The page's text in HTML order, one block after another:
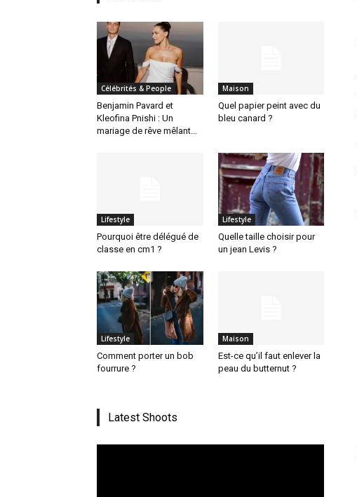
Célébrités & People
Benjamin Pavard et
Kleofina Pnishi : Un
mariage de rêve mêlant...
Maison
Quel papier peint avec du
bleu canard ?
Lifestyle
Pourquoi être délégué de
classe en cm1 ?
Lifestyle
Quelle taille choisir pour
un jean Levis ?
Lifestyle
Comment porter un bob
fourrure ?
Maison
Est-ce qu’il faut enlever la
peau du butternut ?
Latest Shoots